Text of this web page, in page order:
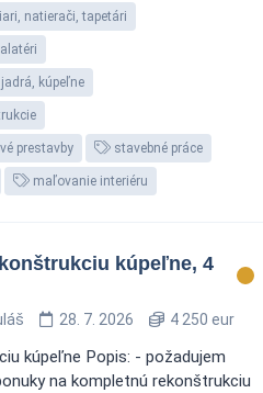
natierači, tapetári
kúpeľne
prestavby stavebné práce
maľovanie interiéru
kúpeľne, 4
28. 7. 2026 4 250 eur
kúpeľne Popis: - požadujem
na kompletnú rekonštrukciu